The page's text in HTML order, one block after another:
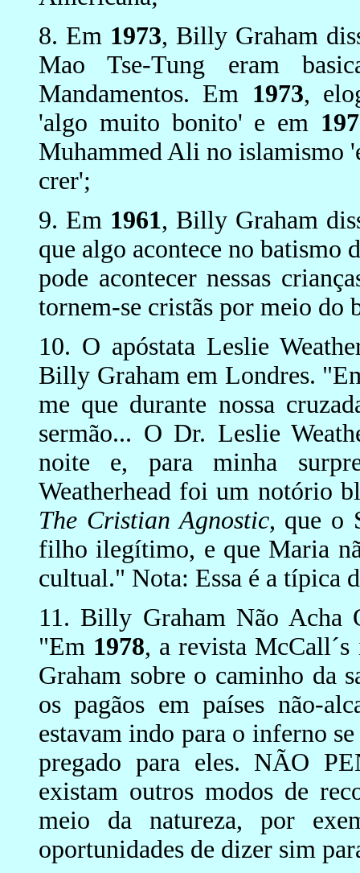
8. Em 1973, Billy Graham
Mao Tse-Tung eram
Mandamentos. Em 1973,
'algo muito bonito' e em
Muhammed Ali no islamismo
crer';
9. Em 1961, Billy Graham
que algo acontece no batismo
pode acontecer nessas
tornem-se cristãs por meio
10. O apóstata Leslie
Billy Graham em Londres.
me que durante nossa
sermão... O Dr. Leslie
noite e, para minha
Weatherhead foi um notório
The Cristian Agnostic, que o
filho ilegítimo, e que Maria
cultual." Nota: Essa é a típica
11. Billy Graham Não Acha
"Em 1978, a revista
Graham sobre o caminho da
os pagãos em países não-
estavam indo para o inferno
pregado para eles. NÃO
existam outros modos de
meio da natureza, por
oportunidades de dizer sim